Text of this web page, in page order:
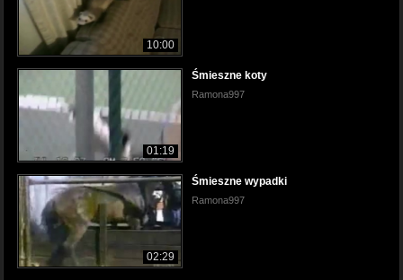
10:00
01:19
Śmieszne koty
Ramona997
02:29
Śmieszne wypadki
Ramona997